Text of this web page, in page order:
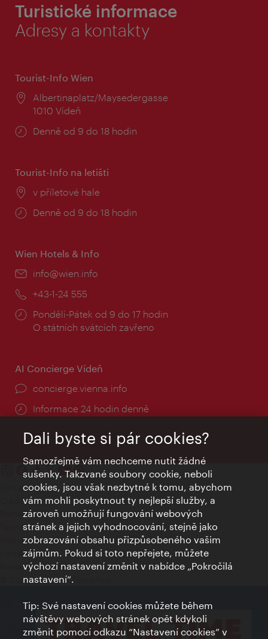
Turistické informace
Adresy a kontakty
Tourist-Info Wien
Místo:
Albertinaplatz/Maysedergasse
1010 Vídeň
Provozní
Denně od 9 do 18 hodin
Tourist-Info na letišti
Místo:
v příletové hale
Provozní
Denně od 9 do 18 hodin
Wien Hotels & Info
E-
info@wien.info
Telefon:
+43-1-24 555
Provozní
doba:
Pondělí-Pátek od 9 do 17 hodin
O státních svátcích zavřeno
AI Concierge Vídeň
concierge.vienna.info
Informace 24 hodin denně
Kontakty
Credits
Prohlášení o ochraně osobních údajů
Terms of Use
Přístupnost
Kontakt pro tisk
Nastavení cookies
© Copyright Wien Tourismus
Dali byste si pár cookies?
Samozřejmě vám nechceme nutit žádné
sušenky. Takzvané soubory cookie, neboli
cookies, jsou však nezbytné k tomu, abychom
vám mohli poskytnout ty nejlepší služby, a
zároveň umožňují fungování webových
stránek a jejich vyhodnocování, stejně jako
zobrazování obsahu přizpůsobeného vašim
zájmům. Pokud si toto nepřejete, můžete
výchozí nastavení změnit v nabídce „Pokročilá
nastavení“.
Tip: Své nastavení cookies můžete během
návštěvy webových stránek opět kdykoli
změnit pomocí odkazu “Nastavení cookies” v